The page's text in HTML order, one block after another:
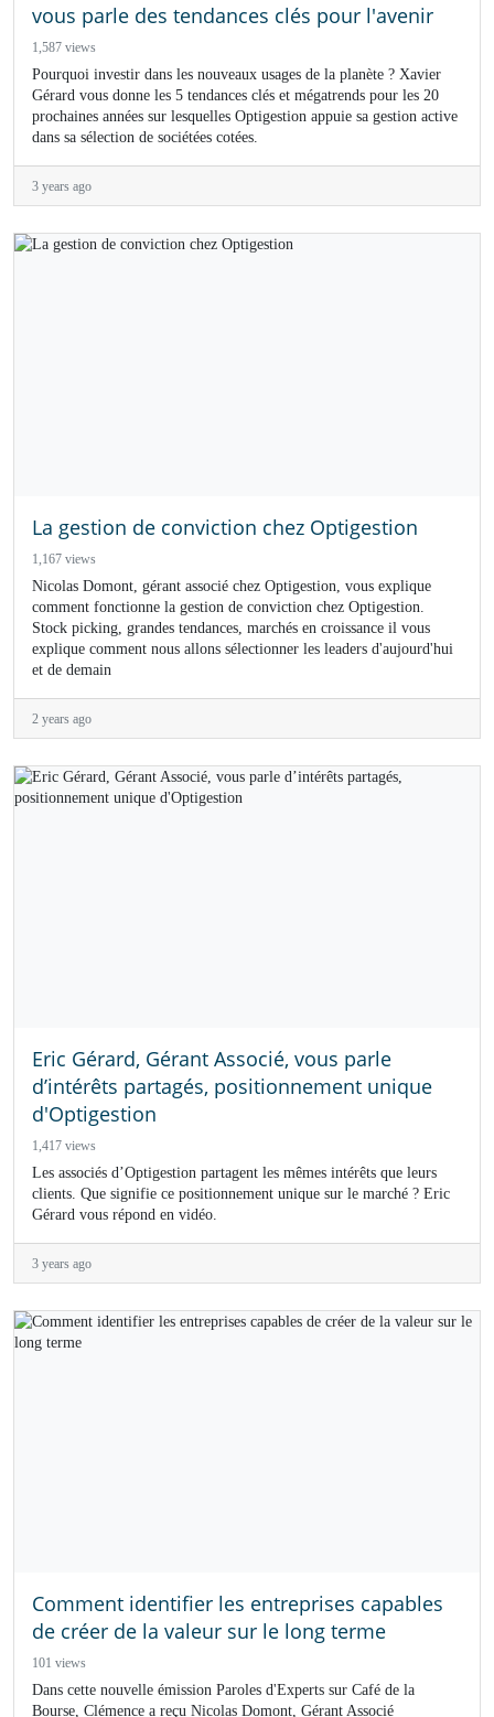
vous parle des tendances clés pour l'avenir
1,587 views
Pourquoi investir dans les nouveaux usages de la planète ? Xavier
Gérard vous donne les 5 tendances clés et mégatrends pour les 20
prochaines années sur lesquelles Optigestion appuie sa gestion active
dans sa sélection de sociétées cotées.
3 years ago
La gestion de conviction chez Optigestion
1,167 views
Nicolas Domont, gérant associé chez Optigestion, vous explique
comment fonctionne la gestion de conviction chez Optigestion.
Stock picking, grandes tendances, marchés en croissance il vous
explique comment nous allons sélectionner les leaders d'aujourd'hui
et de demain
2 years ago
Eric Gérard, Gérant Associé, vous parle
d’intérêts partagés, positionnement unique
d'Optigestion
1,417 views
Les associés d’Optigestion partagent les mêmes intérêts que leurs
clients. Que signifie ce positionnement unique sur le marché ? Eric
Gérard vous répond en vidéo.
3 years ago
Comment identifier les entreprises capables
de créer de la valeur sur le long terme
101 views
Dans cette nouvelle émission Paroles d'Experts sur Café de la
Bourse, Clémence a reçu Nicolas Domont, Gérant Associé